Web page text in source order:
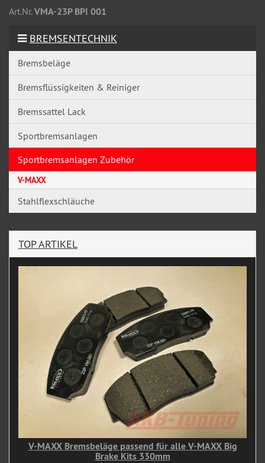
Art.Nr.VMA-23P BPI 001
BREMSENTECHNIK
Bremsbeläge
Bremsflüssigkeiten & Reiniger
Bremssattel Lack
Sportbremsanlagen
Sportbremsanlagen Zubehör
V-MAXX
Stahlflexschläuche
TOP ARTIKEL
V-MAXX Bremsbeläge passend für alle V-MAXX Big
Brake Kits 330mm